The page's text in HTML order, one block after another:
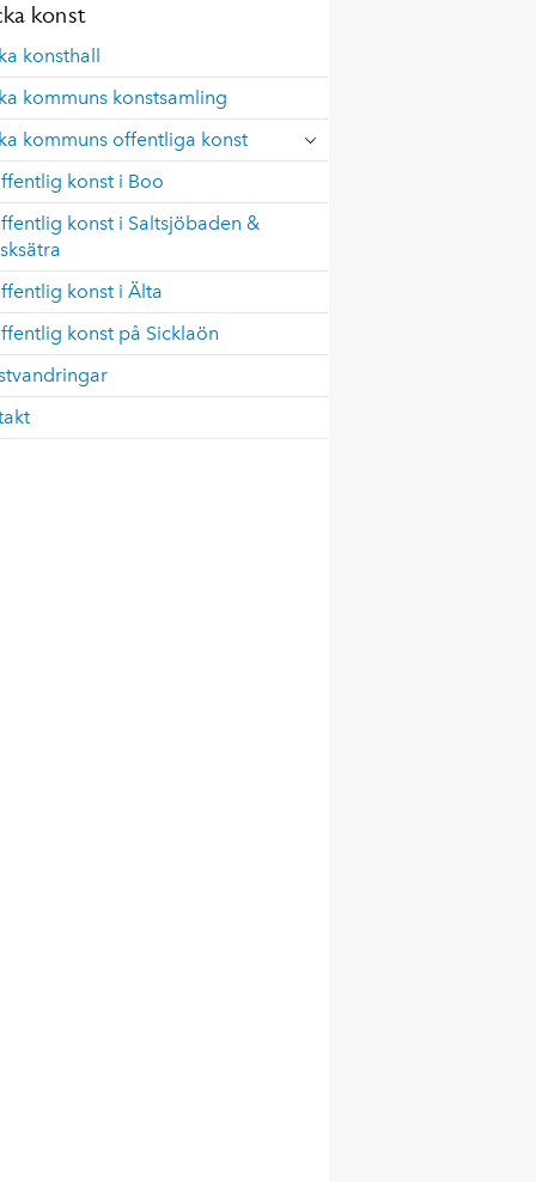
konst
konsthall
kommuns konstsamling
kommuns offentliga konst
konst i Boo
konst i Saltsjöbaden &
konst i Älta
konst på Sicklaön